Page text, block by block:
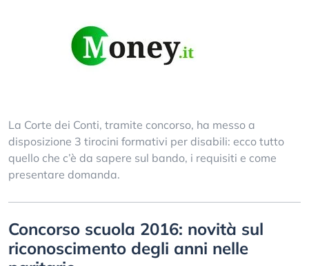
La Corte dei Conti, tramite concorso, ha messo a
disposizione 3 tirocini formativi per disabili: ecco tutto
quello che c’è da sapere sul bando, i requisiti e come
presentare domanda.
Concorso scuola 2016: novità sul
riconoscimento degli anni nelle